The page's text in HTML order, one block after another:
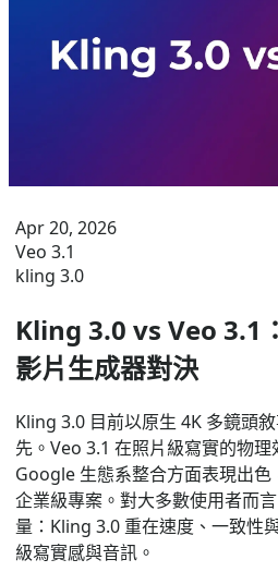
Apr 20, 2026
Veo 3.1
kling 3.0
Kling 3.0 vs Veo 3.1
影片生成器對決
Kling 3.0 目前以原生 4K 多鏡頭
先。Veo 3.1 在照片級寫實的物
Google 生態系整合方面表現出
企業級專案。對大多數使用者而
量：Kling 3.0 重在速度、一致性
級寫實感與音訊。